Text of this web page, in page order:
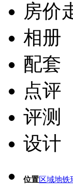
房价
相册
配套
点评
评测
设计
位置区域地铁